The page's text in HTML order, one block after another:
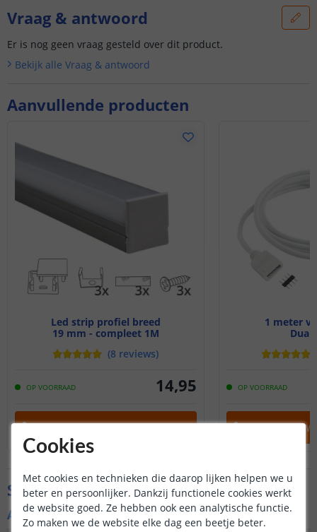
Aanvullende producten
Led strip profiel breed
19 mm - compleet 1M
(8 reviews)
OP VOORRAAD 14,95
IN WINKELWAGEN
1 meter
Dual
OP VOORRAAD
IN
Vraag & antwoord
Er is nog geen vraag gesteld over dit product.
Bekijk alle Vraag & antwoord
Specificaties
Algemene kenmerken
Cookies
Met cookies en technieken die daarop lijken helpen we u
beter en persoonlijker. Dankzij functionele cookies werkt
de website goed. Ze hebben ook een analytische functie.
Zo maken we de website elke dag een beetje beter.